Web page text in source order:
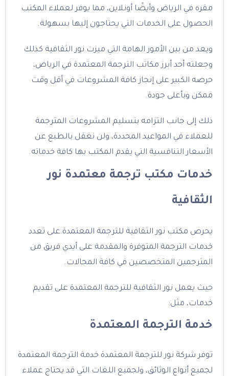
مقره في الرياض وأيضًا أونلاين، مما يوفر لعملاء المكتب
الحصول على الخدمات التي يحتاجون إليها بسهولة.
ويعد من بين الأمور الهامة التي ميزت نور الثقافية كذلك
وجعلته أحد أبرز مكاتب الترجمة المعتمدة في الرياض،
حرصه الكبير على إنجاز كافة المشروعات في أقل وقت
ممكن وبأعلى جودة.
ذلك إلى جانب التزامه بتسليم المشروعات المترجمة
للعملاء في المواعيد المحددة، ولن نغفل بالطبع عن
الأسعار التنافسية التي يقدم المكتب بها كافة خدماته.
خدمات مكتب ترجمة معتمدة نور
الثقافية
يحرص مكتب نور الثقافية للترجمة المعتمدة على تعدد
خدمات الترجمة المتوفرة والمقدمة على أيدي فريق من
المترجمين المتخصصين في كافة المجالات.
حيث يعمل نور الثقافية للترجمة المعتمدة على تقديم
خدمات، مثل:
خدمة الترجمة المعتمدة
توفر شركة نور للترجمة المعتمدة خدمة الترجمة المعتمدة
لجميع أنواع الوثائق، ولجميع اللغات التي قد يحتاج عملاء